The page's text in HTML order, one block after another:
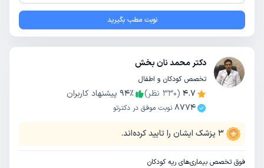
نوبت مطب بگیرید
دکتر محمد نان بخش
تخصص کودکان و اطفال
4.7
(
330 نظر) 94٪
پیشنهاد کاربران
8774 نوبت موفق در دکترتو
3 پزشک ایشان را تایید کرده‌اند.
فوق تخصص بیماری‌های ریه کودکان